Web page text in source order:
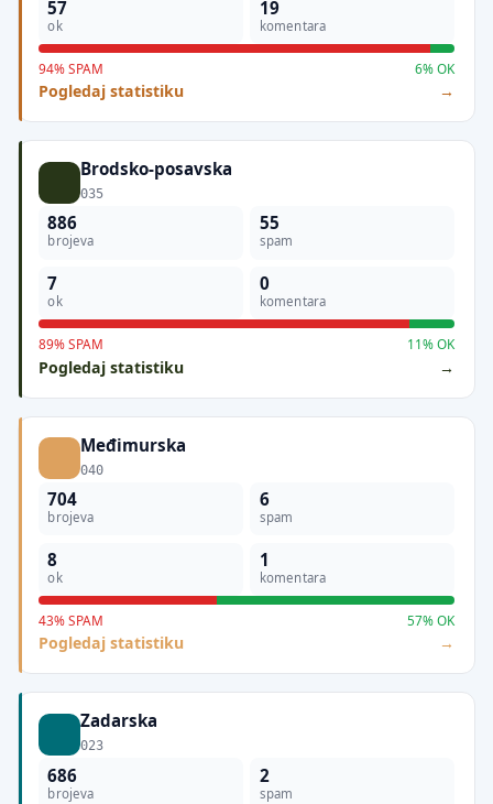
57
ok
19
komentara
94% SPAM 6% OK
Pogledaj statistiku
Brodsko-posavska
035
886
brojeva
55
spam
7
ok
0
komentara
89% SPAM 11% OK
Pogledaj statistiku
Međimurska
040
704
brojeva
6
spam
8
ok
1
komentara
43% SPAM 57% OK
Pogledaj statistiku
Zadarska
023
686
brojeva
2
spam